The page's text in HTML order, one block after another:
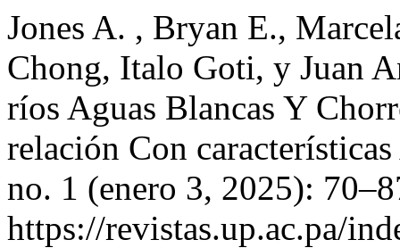
Jones A. , Bryan E.,
Chong, Italo Goti, y Juan
ríos Aguas Blancas Y
relación Con
no. 1 (enero 3, 2025):
https://revistas.up.ac.pa/